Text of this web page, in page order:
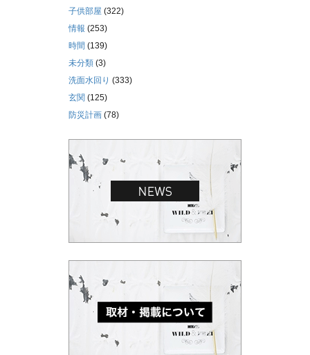
子供部屋 (322)
情報 (253)
時間 (139)
未分類 (3)
洗面水回り (333)
玄関 (125)
防災計画 (78)